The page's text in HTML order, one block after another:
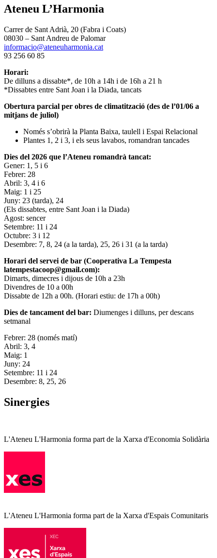
Ateneu L’Harmonia
Carrer de Sant Adrià, 20 (Fabra i Coats)
08030 – Sant Andreu de Palomar
informacio@ateneuharmonia.cat
93 256 60 85
Horari:
De dilluns a dissabte*, de 10h a 14h i de 16h a 21 h
*Dissabtes entre Sant Joan i la Diada, tancats
Obertura parcial per obres de climatització (des de l’01/06 a
mitjans de juliol)
Només s’obrirà la Planta Baixa, taulell i Espai Relacional
Plantes 1, 2 i 3, i els seus lavabos, romandran tancades
Dies del 2026 que l’Ateneu romandrà tancat:
Gener: 1, 5 i 6
Febrer: 28
Abril: 3, 4 i 6
Maig: 1 i 25
Juny: 23 (tarda), 24
(Els dissabtes, entre Sant Joan i la Diada)
Agost: sencer
Setembre: 11 i 24
Octubre: 3 i 12
Desembre: 7, 8, 24 (a la tarda), 25, 26 i 31 (a la tarda)
Horari del servei de bar (Cooperativa La Tempesta
latempestacoop@gmail.com):
Dimarts, dimecres i dijous de 10h a 23h
Divendres de 10 a 00h
Dissabte de 12h a 00h. (Horari estiu: de 17h a 00h)
Dies de tancament del bar: Diumenges i dilluns, per descans
setmanal
Febrer: 28 (només matí)
Abril: 3, 4
Maig: 1
Juny: 24
Setembre: 11 i 24
Desembre: 8, 25, 26
Sinergies
L'Ateneu L'Harmonia forma part de la Xarxa d'Economia Solidària
L'Ateneu L'Harmonia forma part de la Xarxa d'Espais Comunitaris